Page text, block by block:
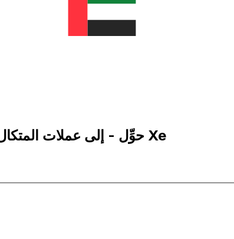
10,000 MZM إلى USD | حوِّل - إلى عملات المتكال الموزمبيقي | إكس إي Xe